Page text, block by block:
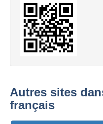
Autres sites
français